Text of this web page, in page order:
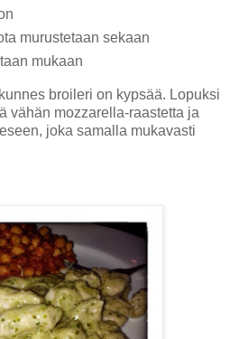
murustetaan sekaan
mukaan
broileri on kypsää. Lopuksi
vähän mozzarella-raastetta ja
joka samalla mukavasti